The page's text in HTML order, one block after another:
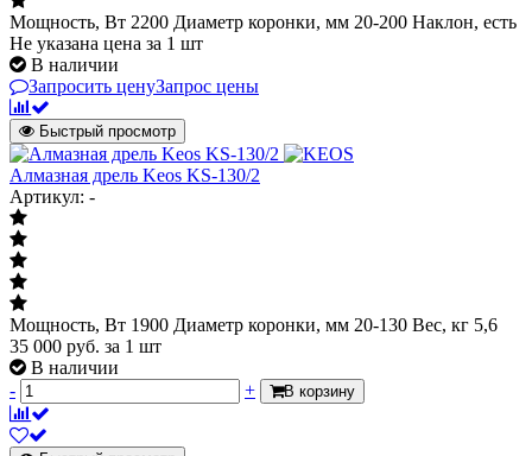
Мощность, Вт 2200 Диаметр коронки, мм 20-200 Наклон, есть
Не указана цена за 1 шт
В наличии
Запросить ценуЗапрос цены
Быстрый просмотр
Алмазная дрель Keos KS-130/2
Артикул: -
Мощность, Вт 1900 Диаметр коронки, мм 20-130 Вес, кг 5,6
35 000 руб. за 1 шт
В наличии
-
+ В корзину